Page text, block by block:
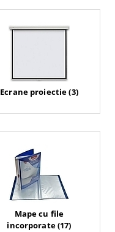
Ecrane proiectie (3)
Mape cu file
incorporate (17)